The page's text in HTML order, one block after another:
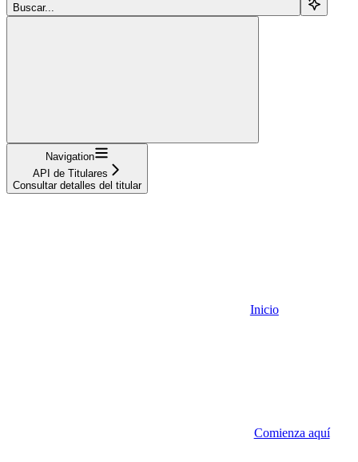
Buscar...
Navigation
API de Titulares
Consultar detalles del titular
Inicio
Comienza aquí